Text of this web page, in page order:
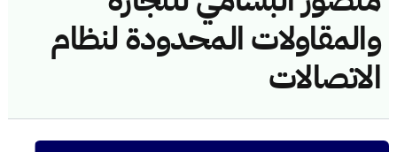
والمقاولات المحدودة لنظام
الاتصالات